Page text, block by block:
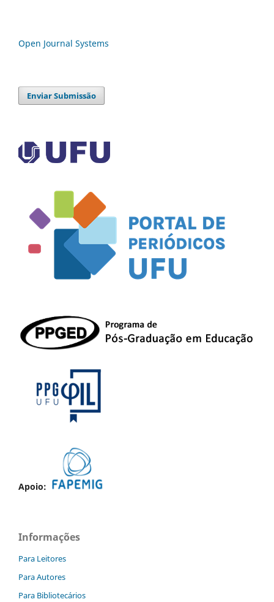
Open Journal Systems
Enviar Submissão
Apoio:
Informações
Para Leitores
Para Autores
Para Bibliotecários